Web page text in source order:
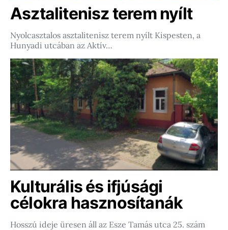
Asztalitenisz terem nyílt
Nyolcasztalos asztalitenisz terem nyílt Kispesten, a
Hunyadi utcában az Aktív…
Kulturális és ifjúsági
célokra hasznosítanák
Hosszú ideje üresen áll az Esze Tamás utca 25. szám